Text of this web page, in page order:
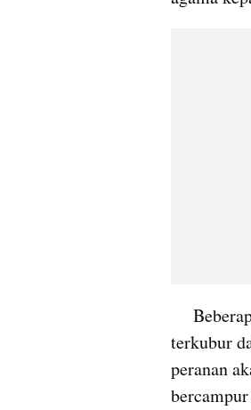
terkubur
peranan